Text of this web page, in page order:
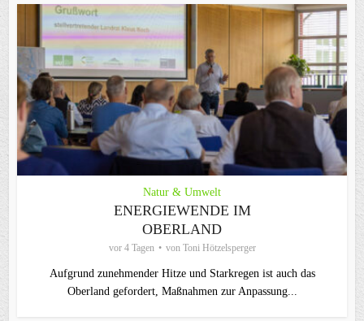
Natur & Umwelt
ENERGIEWENDE IM
OBERLAND
vor 4 Tagen von Toni Hötzelsperger
Aufgrund zunehmender Hitze und Starkregen ist auch das
Oberland gefordert, Maßnahmen zur Anpassung...